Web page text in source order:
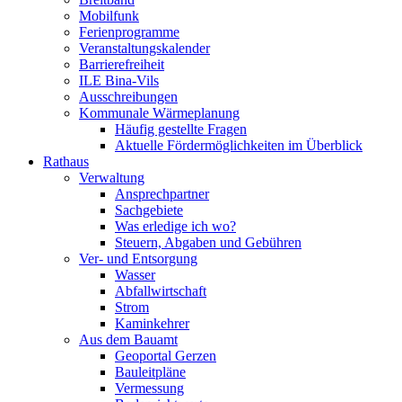
Mobilfunk
Ferienprogramme
Veranstaltungskalender
Barrierefreiheit
ILE Bina-Vils
Ausschreibungen
Kommunale Wärmeplanung
Häufig gestellte Fragen
Aktuelle Fördermöglichkeiten im Überblick
Rathaus
Verwaltung
Ansprechpartner
Sachgebiete
Was erledige ich wo?
Steuern, Abgaben und Gebühren
Ver- und Entsorgung
Wasser
Abfallwirtschaft
Strom
Kaminkehrer
Aus dem Bauamt
Geoportal Gerzen
Bauleitpläne
Vermessung